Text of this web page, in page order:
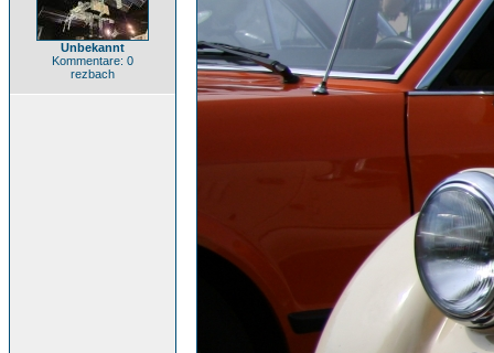
Unbekannt
Kommentare: 0
rezbach